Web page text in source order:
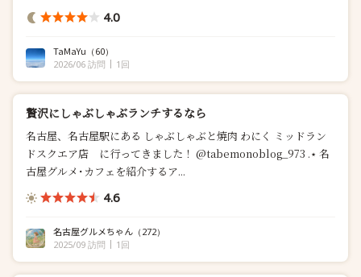
ロトマトが美味しい ■しゃぶしゃぶ ・赤身 厚めでとても柔らか
い ・神戸ビーフ上ロース サシ...
4.0
TaMaYu （60）
2026/06 訪問
1回
贅沢にしゃぶしゃぶランチするなら
名古屋、名古屋駅にある しゃぶしゃぶと焼肉 わにく ミッドラン
ドスクエア店 に行ってきました！ @tabemonoblog_973 .⋆ 名
古屋グルメ･カフェを紹介するア...
4.6
名古屋グルメちゃん （272）
2025/09 訪問
1回